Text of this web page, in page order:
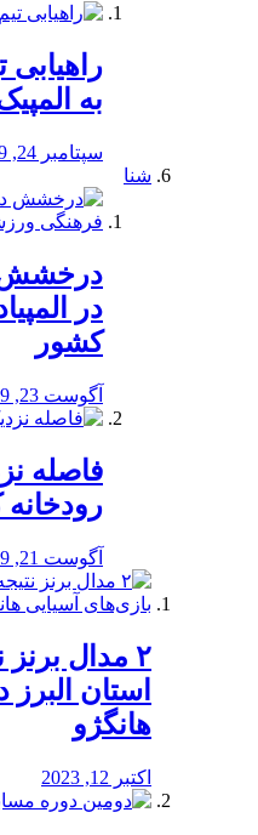
راهیابی
به
سپتامبر 24, 2019
شنا
درخشش
در
کشور
آگوست 23, 2019
️فاصله
آگوست 21, 2019
استان
هانگژو
اکتبر 12, 2023